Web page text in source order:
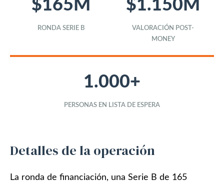
$165M
RONDA SERIE B
$1.150M
VALORACIÓN POST-
MONEY
1.000+
PERSONAS EN LISTA DE ESPERA
Detalles de la operación
La ronda de financiación, una Serie B de 165